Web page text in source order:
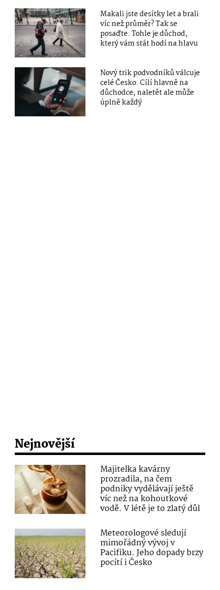
Makali jste desítky let a brali
víc než průměr? Tak se
posaďte. Tohle je důchod,
který vám stát hodí na hlavu
Nový trik podvodníků válcuje
celé Česko. Cílí hlavně na
důchodce, naletět ale může
úplně každý
Nejnovější
Majitelka kavárny
prozradila, na čem
podniky vydělávají ještě
víc než na kohoutkové
vodě. V létě je to zlatý důl
Meteorologové sledují
mimořádný vývoj v
Pacifiku. Jeho dopady brzy
pocítí i Česko